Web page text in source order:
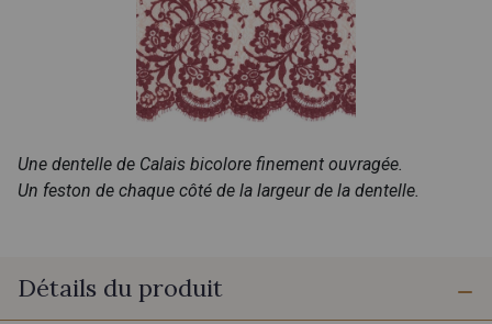
Une dentelle de Calais bicolore finement ouvragée.
Un feston de chaque côté de la largeur de la dentelle.
Détails du produit